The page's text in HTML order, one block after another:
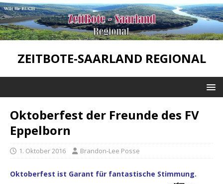
ZEITBOTE-SAARLAND REGIONAL
Oktoberfest der Freunde des FV
Eppelborn
1. Oktober 2016 Brandon-Lee Posse
Oktoberfest ist Garant für fantastische Stimmung.